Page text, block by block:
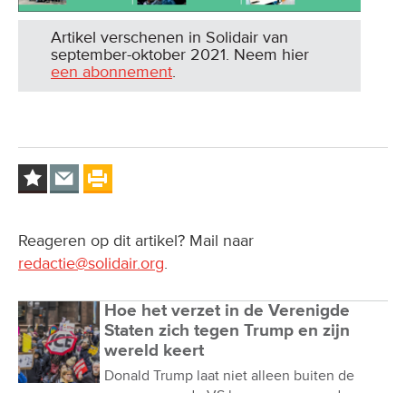
Artikel verschenen in Solidair van
september-oktober 2021. Neem hier
een abonnement.
Reageren op dit artikel? Mail naar
redactie@solidair.org.
Hoe het verzet in de Verenigde
Staten zich tegen Trump en zijn
wereld keert
Donald Trump laat niet alleen buiten de